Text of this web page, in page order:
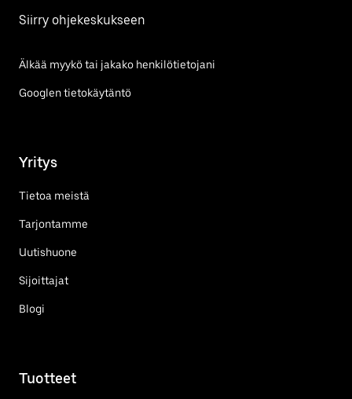
Siirry ohjekeskukseen
Älkää myykö tai jakako henkilötietojani
Googlen tietokäytäntö
Yritys
Tietoa meistä
Tarjontamme
Uutishuone
Sijoittajat
Blogi
Tuotteet